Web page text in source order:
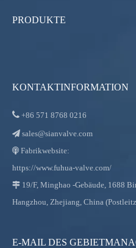
PRODUKTE
KONTAKTINFORMATION
 +86 571 8768 0216
 sales@sianvalve.com
 Fabrikwebsite:
https://www.fuhua-valve.com/
 19/F, Minghao -Gebäude, 1688
Hangzhou, Zhejiang, China
E-MAIL DES